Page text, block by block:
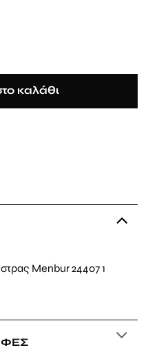
καλάθι
Menbur 24407 1